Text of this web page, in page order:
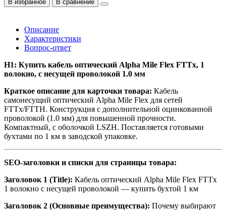
В избранное В сравнение
Описание
Характеристики
Вопрос-ответ
H1: Купить кабель оптический Alpha Mile Flex FTTx, 1
волокно, с несущей проволокой 1.0 мм
Краткое описание для карточки товара: Кабель
самонесущий оптический Alpha Mile Flex для сетей
FTTx/FTTH. Конструкция с дополнительной оцинкованной
проволокой (1.0 мм) для повышенной прочности.
Компактный, с оболочкой LSZH. Поставляется готовыми
бухтами по 1 км в заводской упаковке.
SEO-заголовки и списки для страницы товара:
Заголовок 1 (Title): Кабель оптический Alpha Mile Flex FTTx
1 волокно с несущей проволокой — купить бухтой 1 км
Заголовок 2 (Основные преимущества): Почему выбирают